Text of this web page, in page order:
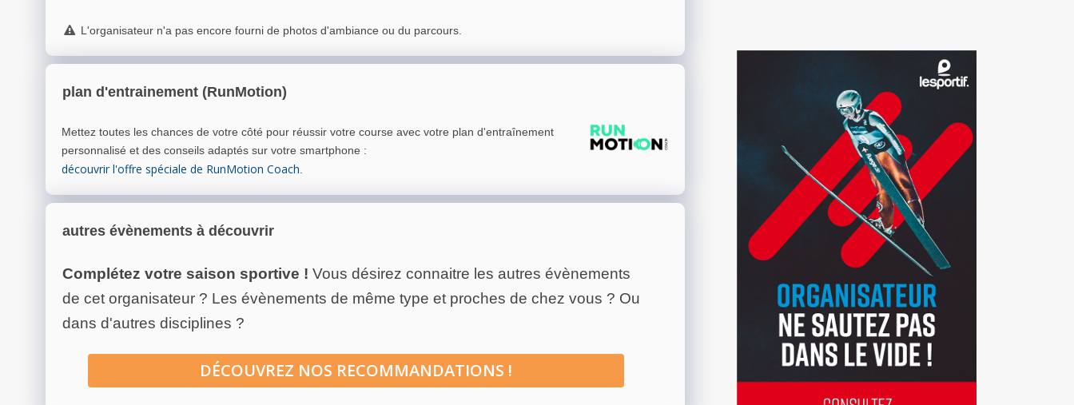
L'organisateur n'a pas encore fourni de photos d'ambiance ou du parcours.
plan d'entrainement (RunMotion)
Mettez toutes les chances de votre côté pour réussir votre course avec votre plan d'entraînement
personnalisé et des conseils adaptés sur votre smartphone :
découvrir l'offre spéciale de RunMotion Coach.
autres évènements à découvrir
Complétez votre saison sportive ! Vous désirez connaitre les autres évènements
de cet organisateur ? Les évènements de même type et proches de chez vous ? Ou
dans d'autres disciplines ?
DÉCOUVREZ NOS RECOMMANDATIONS !